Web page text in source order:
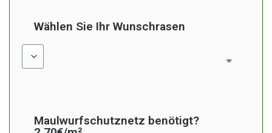
Wählen Sie Ihr Wunschrasen
Maulwurfschutznetz benötigt?